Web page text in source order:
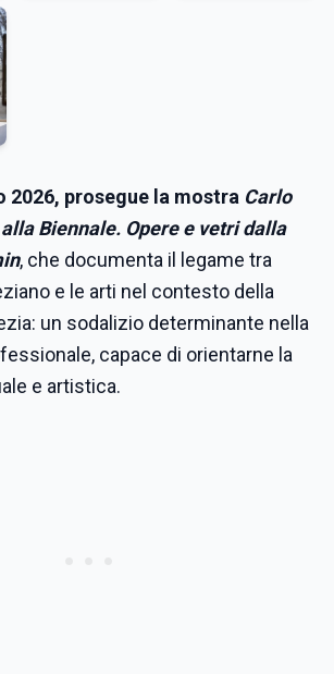
2026, prosegue la mostra Carlo
Biennale. Opere e vetri dalla
, che documenta il legame tra
e le arti nel contesto della
un sodalizio determinante nella
capace di orientarne la
e artistica.